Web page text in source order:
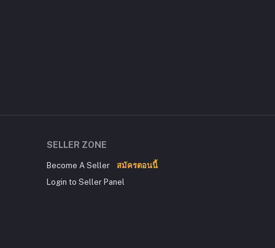
SELLER ZONE
Become A Seller
สมัครตอนนี้
Login to Seller Panel